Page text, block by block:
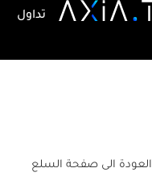
تداول
العودة الى صفحة السلع